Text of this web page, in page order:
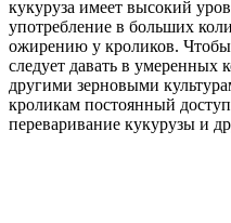
кукуруза имеет высокий
употребление в больших
ожирению у кроликов. Чтобы
следует давать в умеренных
другими зерновыми
кроликам постоянный
переваривание кукурузы и